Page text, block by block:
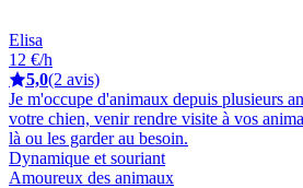
Elisa
12 €/h
5,0(2 avis)
Je m'occupe d'animaux depuis plusieurs
votre chien, venir rendre visite à vos
là ou les garder au besoin.
Dynamique et souriant
Amoureux des animaux